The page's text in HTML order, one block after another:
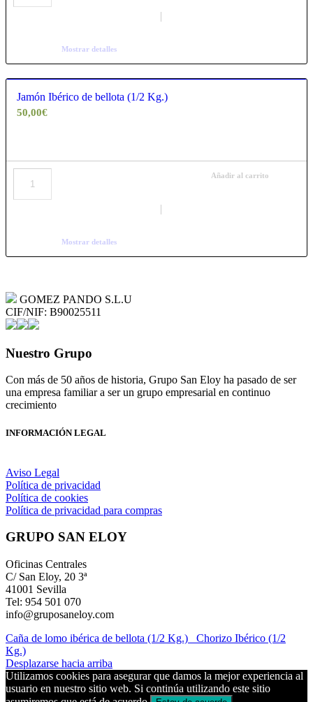
Mostrar detalles
Jamón Ibérico de bellota (1/2 Kg.)
50,00€
Añadir al carrito
Mostrar detalles
GOMEZ PANDO S.L.U
CIF/NIF: B90025511
Nuestro Grupo
Con más de 50 años de historia, Grupo San Eloy ha pasado de ser
una empresa familiar a ser un grupo empresarial en continuo
crecimiento
INFORMACIÓN LEGAL
Aviso Legal
Política de privacidad
Política de cookies
Política de privacidad para compras
GRUPO SAN ELOY
Oficinas Centrales
C/ San Eloy, 20 3ª
41001 Sevilla
Tel: 954 501 070
info@gruposaneloy.com
Caña de lomo ibérica de bellota (1/2 Kg.)
Chorizo Ibérico (1/2
Kg.)
Desplazarse hacia arriba
Utilizamos cookies para asegurar que damos la mejor experiencia al
usuario en nuestro sitio web. Si continúa utilizando este sitio